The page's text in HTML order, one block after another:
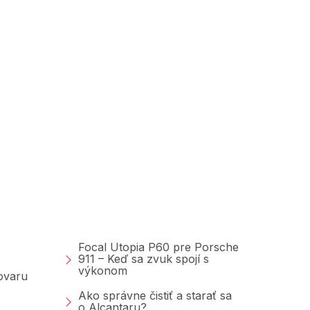
Focal Utopia P60 pre Porsche
911 – Keď sa zvuk spojí s
výkonom
Ako správne čistiť a starať sa
o Alcantaru?